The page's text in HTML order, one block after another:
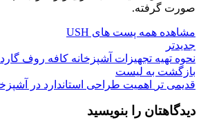
صورت گرفته.
مشاهده همه پست های USH
جدیدتر
نحوه تهیه تجهیزات آشپزخانه کافه روف
بازگشت به لیست
قدیمی تر
اهمیت طراحی استاندارد در
دیدگاهتان را بنویسید